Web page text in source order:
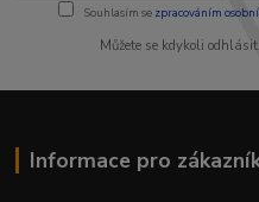
Souhlasím se zpracováním
Můžete se kdykoli
Informace pro